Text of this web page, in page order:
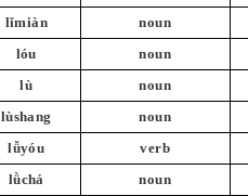
lǐmiàn
noun
lóu
noun
lù
noun
lùshang
noun
lǚyóu
verb
lǜchá
noun